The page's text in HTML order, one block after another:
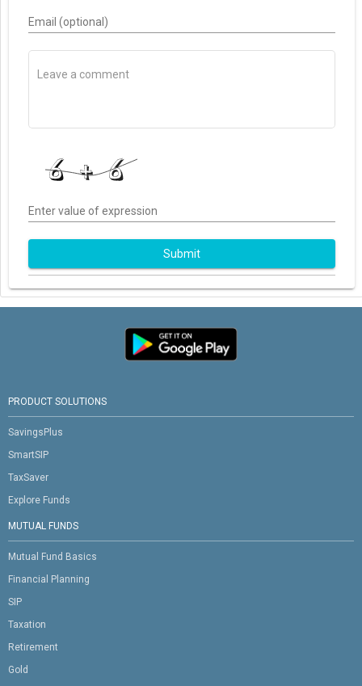
Email (optional)
Enter value of expression
Submit
PRODUCT SOLUTIONS
SavingsPlus
SmartSIP
TaxSaver
Explore Funds
MUTUAL FUNDS
Mutual Fund Basics
Financial Planning
SIP
Taxation
Retirement
Gold